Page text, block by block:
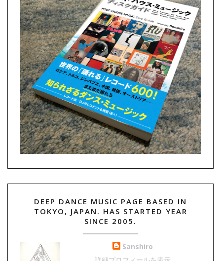
DEEP DANCE MUSIC PAGE BASED IN
TOKYO, JAPAN. HAS STARTED YEAR
SINCE 2005.
Sanshiro